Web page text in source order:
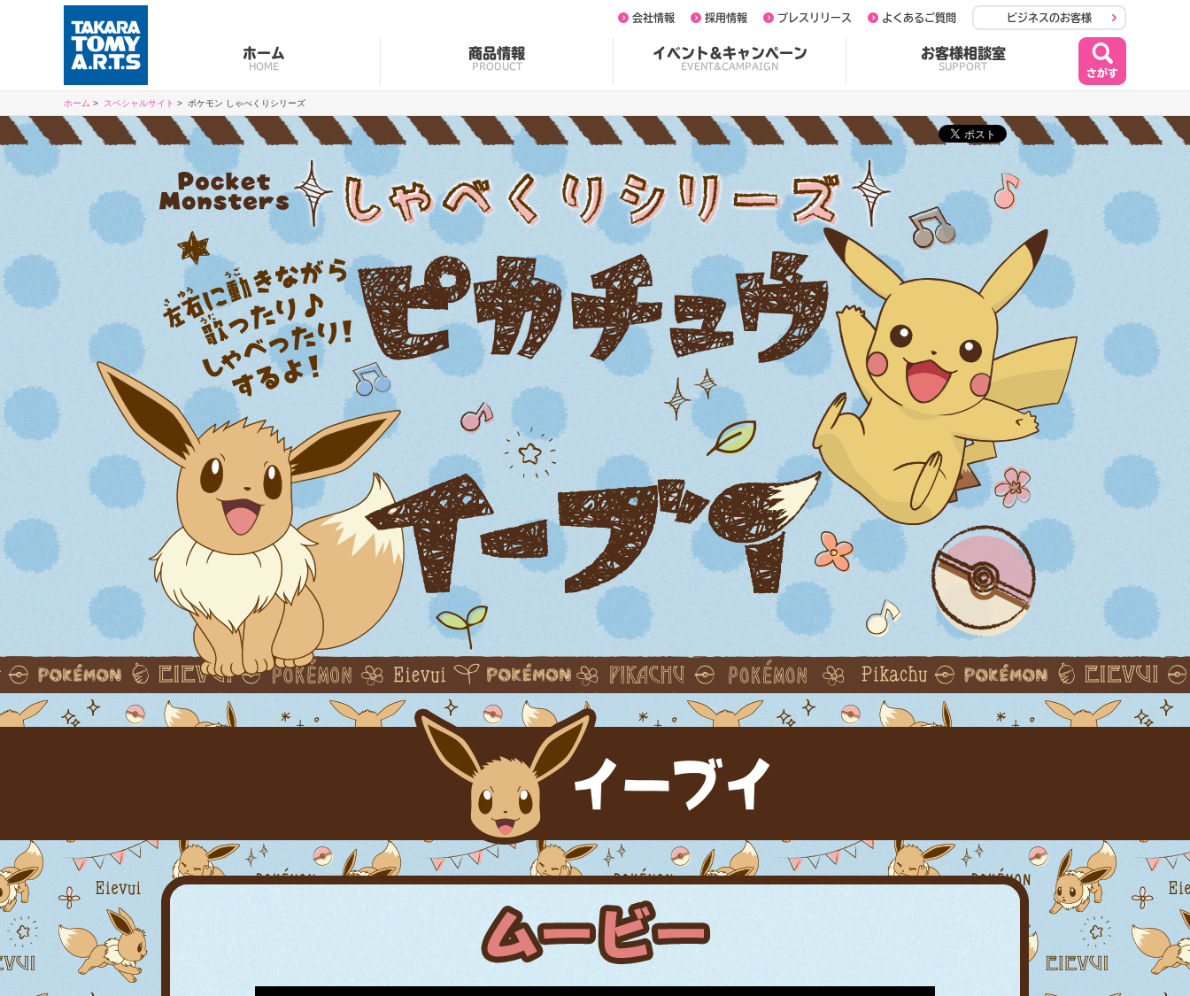
ホーム
HOME
商品情報
PRODUCT
イベント&キャンペーン
EVENT&CAMPAIGN
お客様相談室
SUPPORT
会社情報 採用情報 プレスリリース よくあるご質問 ビジネスのお客様
ホーム スペシャルサイト ポケモン しゃべくりシリーズ